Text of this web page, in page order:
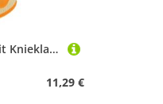
Wdbild Elastische Knit Knieklammer Mit Frühlingsstabilisatoren Patella Stützhülle Für Frauen Männer Basketball Running Radfahren Atmungsaktive Stütze Ärmelsportarten
11,29 €